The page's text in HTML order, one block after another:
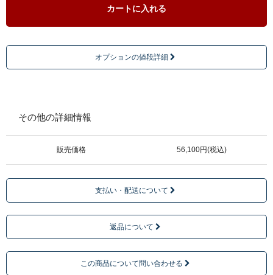
カートに入れる
オプションの値段詳細
その他の詳細情報
販売価格 56,100円(税込)
支払い・配送について
返品について
この商品について問い合わせる